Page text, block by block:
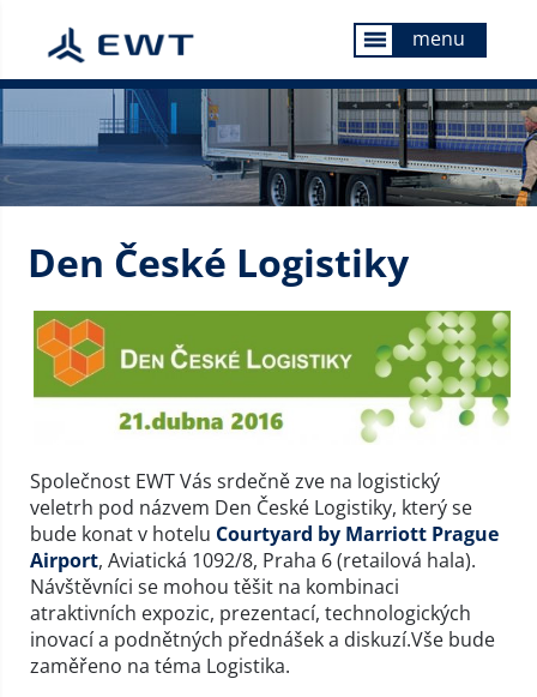
menu menu
Den České Logistiky
Společnost EWT Vás srdečně zve na logistický
veletrh pod názvem Den České Logistiky, který se
bude konat v hotelu Courtyard by Marriott Prague
Airport, Aviatická 1092/8, Praha 6 (retailová hala).
Návštěvníci se mohou těšit na kombinaci
atraktivních expozic, prezentací, technologických
inovací a podnětných přednášek a diskuzí.Vše bude
zaměřeno na téma Logistika.